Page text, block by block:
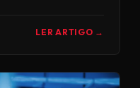
LER ARTIGO →